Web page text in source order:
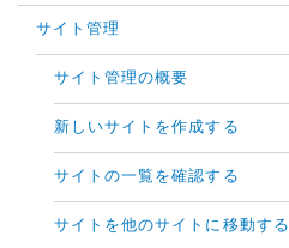
サイト管理
サイト管理の概要
新しいサイトを作成する
サイトの一覧を確認する
サイトを他のサイトに移動する